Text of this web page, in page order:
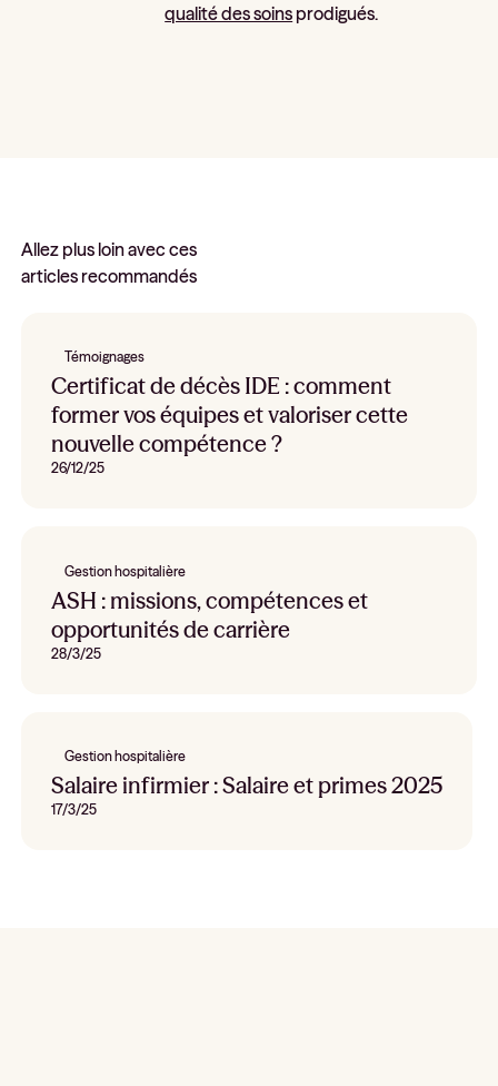
qualité des soins prodigués.
Allez plus loin avec ces
articles recommandés
Témoignages
Certificat de décès IDE : comment
former vos équipes et valoriser cette
nouvelle compétence ?
26/12/25
Gestion hospitalière
ASH : missions, compétences et
opportunités de carrière
28/3/25
Gestion hospitalière
Salaire infirmier : Salaire et primes 2025
17/3/25